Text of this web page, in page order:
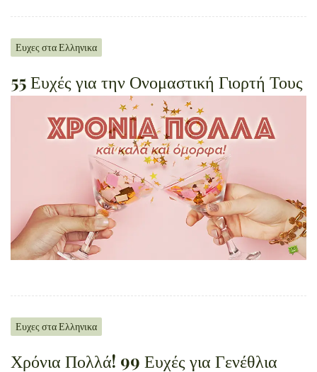
Ευχες στα Ελληνικα
55 Ευχές για την Ονομαστική Γιορτή Τους
Ευχες στα Ελληνικα
Χρόνια Πολλά! 99 Ευχές για Γενέθλια